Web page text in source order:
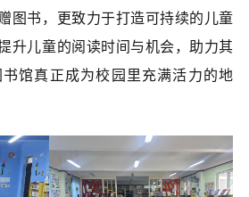
图书，更致力于打造可持续的儿童
升儿童的阅读时间与机会，助力其
馆真正成为校园里充满活力的地